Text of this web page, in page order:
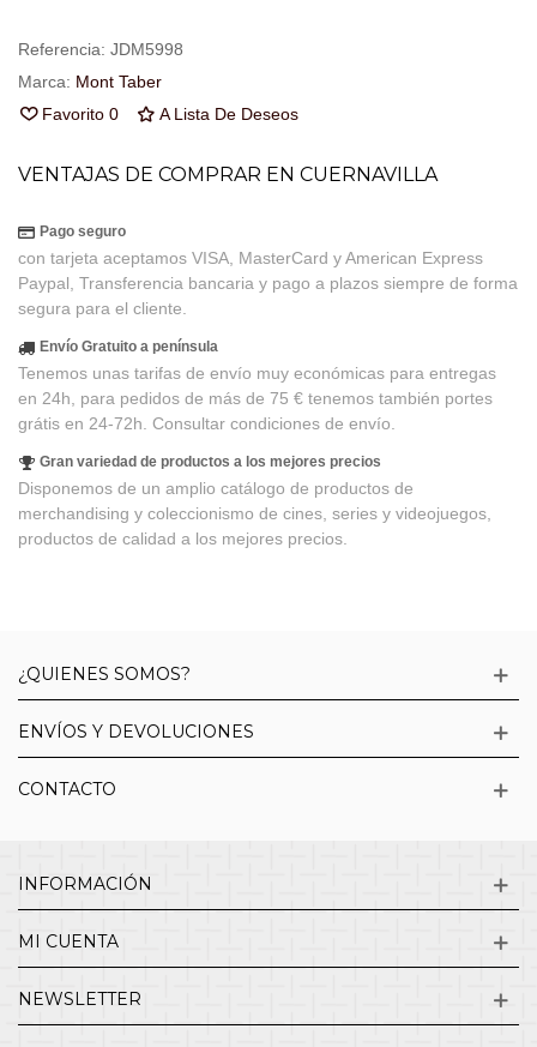
Referencia: JDM5998
Marca: Mont Taber
Favorito 0 A Lista De Deseos
VENTAJAS DE COMPRAR EN CUERNAVILLA
Pago seguro
con tarjeta aceptamos VISA, MasterCard y American Express
Paypal, Transferencia bancaria y pago a plazos siempre de forma
segura para el cliente.
Envío Gratuito a península
Tenemos unas tarifas de envío muy económicas para entregas
en 24h, para pedidos de más de 75 € tenemos también portes
grátis en 24-72h. Consultar condiciones de envío.
Gran variedad de productos a los mejores precios
Disponemos de un amplio catálogo de productos de
merchandising y coleccionismo de cines, series y videojuegos,
productos de calidad a los mejores precios.
¿QUIENES SOMOS?
ENVÍOS Y DEVOLUCIONES
CONTACTO
INFORMACIÓN
MI CUENTA
NEWSLETTER